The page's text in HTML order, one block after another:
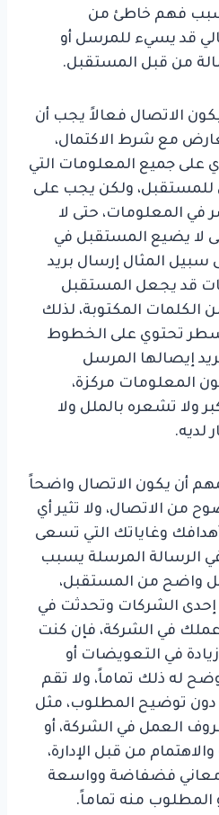
فهم خاطئ من
قد يسيء للمرسل أو
من قبل المستقبل.
الاتصال فعالاً يجب أن
مع شرط الاكتمال،
على جميع المعلومات التي
للمستقبل، ولكن يجب على
في المعلومات، حتى لا
يضيع المستقبل في
سبيل المثال إرسال بريد
قد يجعل المستقبل
الكلمات المكتوبة، لذلك
تحتوي على الخطوط
إيصالها المرسل
المعلومات مركزة،
ولا تشعره بالملل ولا
لديه.
أن يكون الاتصال واضحاً
من الاتصال، ولا تثير أي
وغاياتك التي تسعى
الرسالة المرسلة يسبب
واضح من المستقبل،
الشركات وتحدثت في
في الشركة، فإن كنت
في التعويضات أو
له ذلك تماماً، ولا تقم
دون توضيح المطلوب، مثل
العمل في الشركة، أو
من قبل الإدارة،
فضفاضة وواسعة
منه تماماً.